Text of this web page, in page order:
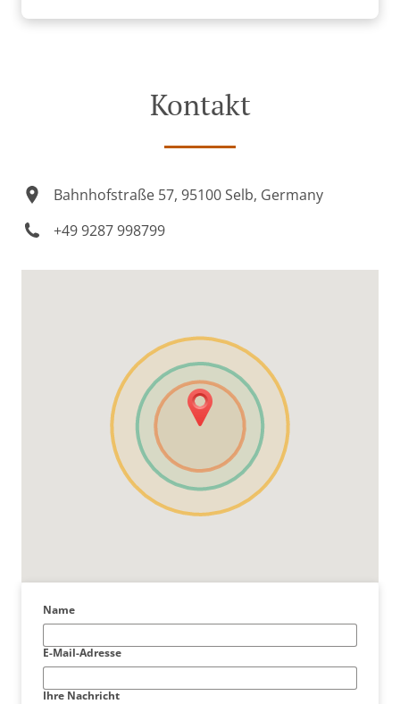
Kontakt
Bahnhofstraße 57, 95100 Selb, Germany
+49 9287 998799
Name
E-Mail-Adresse
Ihre Nachricht